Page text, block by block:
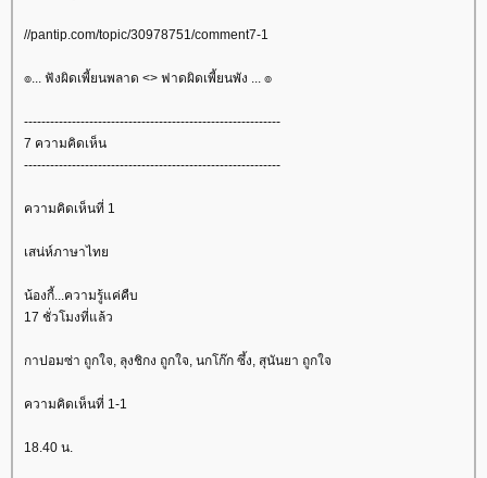
//pantip.com/topic/30978751/comment7-1
๏... ฟังผิดเพี้ยนพลาด <> ฟาดผิดเพี้ยนพัง ... ๏
-----------------------------------------------------------
7 ความคิดเห็น
-----------------------------------------------------------
ความคิดเห็นที่ 1
เสน่ห์ภาษาไท
น้องกี้...ความรู้แค่คืบ
17 ชั่วโมงที่แล้ว
กาปอมซ่า ถูกใจ, ลุงชิกง ถูกใจ, นกโก๊ก ซึ้ง, สุนันยา ถูกใจ
ความคิดเห็นที่ 1-1
18.40 น.